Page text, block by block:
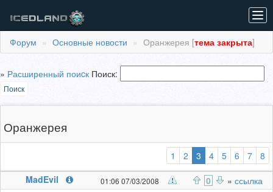
Форум
Основные новости Оранжерея [тема закрыта]
» Расширенный поиcк Поиск:
Поиск
Оранжерея
1 2 3 (выбранная)
4 5 6 7
8
MadEvil
01:06 07/03/2008 0 » ссылка